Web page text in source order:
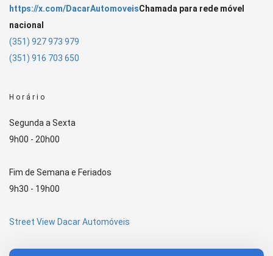
https://x.com/DacarAutomoveisChamada para rede móvel
nacional
(351) 927 973 979
(351) 916 703 650
Horário
Segunda a Sexta
9h00 - 20h00
Fim de Semana e Feriados
9h30 - 19h00
Street View Dacar Automóveis